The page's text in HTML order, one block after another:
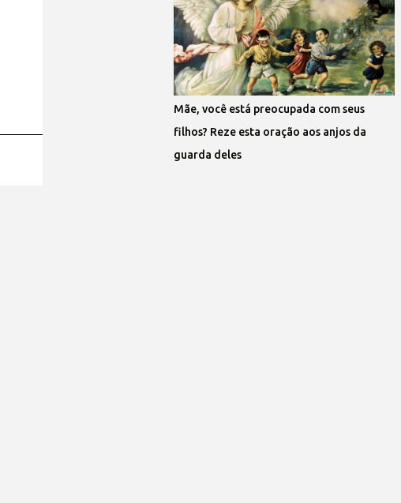
Mãe, você está preocupada com seus
filhos? Reze esta oração aos anjos da
guarda deles